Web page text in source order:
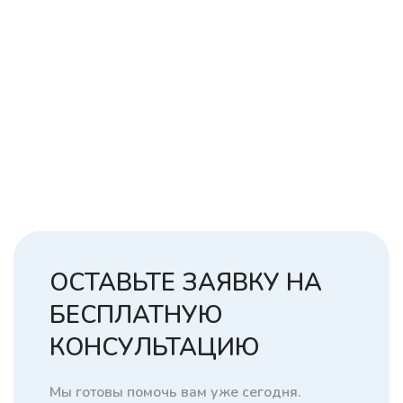
ОСТАВЬТЕ ЗАЯВКУ НА
БЕСПЛАТНУЮ
КОНСУЛЬТАЦИЮ
Мы готовы помочь вам уже сегодня.